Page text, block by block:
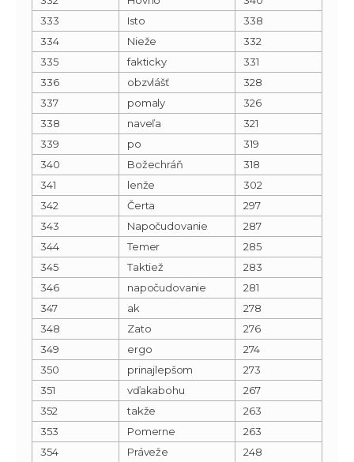
333
Isto
338
334
Nieže
332
335
fakticky
331
336
obzvlášť
328
337
pomaly
326
338
naveľa
321
339
po
319
340
Božechráň
318
341
lenže
302
342
Čerta
297
343
Napočudovanie
287
344
Temer
285
345
Taktiež
283
346
napočudovanie
281
347
ak
278
348
Zato
276
349
ergo
274
350
prinajlepšom
273
351
vďakabohu
267
352
takže
263
353
Pomerne
263
354
Práveže
248